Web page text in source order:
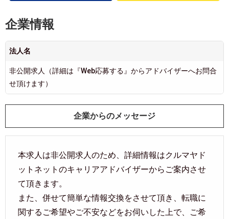
企業情報
法人名
非公開求人（詳細は『Web応募する』からアドバイザーへお問合
せ頂けます）
企業からのメッセージ
本求人は非公開求人のため、詳細情報はクルマヤド
ットネットのキャリアアドバイザーからご案内させ
て頂きます。
また、併せて簡単な情報交換をさせて頂き、転職に
関するご希望やご不安などをお伺いした上で、ご希